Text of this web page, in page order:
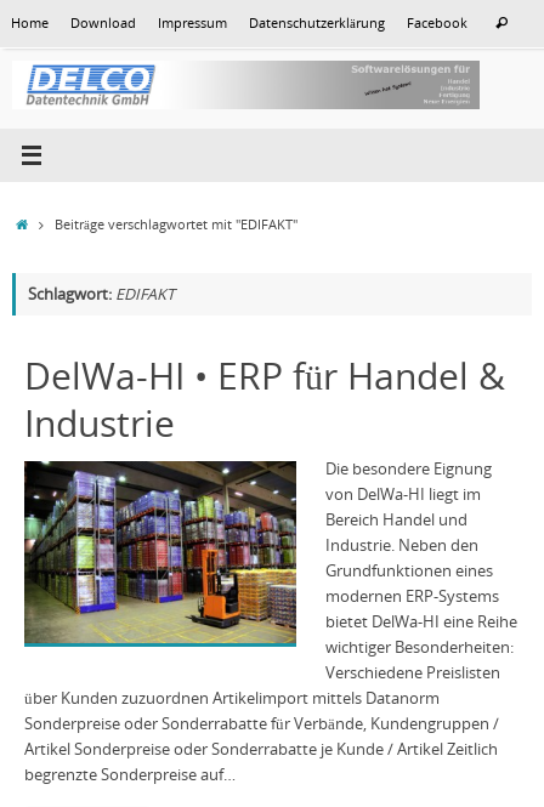
springen
Home Download Impressum Datenschutzerklärung Facebook Suchen
StartBeiträge verschlagwortet mit "EDIFAKT"
Schlagwort: EDIFAKT
DelWa-HI • ERP für Handel &
Industrie
Die besondere Eignung
von DelWa-HI liegt im
Bereich Handel und
Industrie. Neben den
Grundfunktionen eines
modernen ERP-Systems
bietet DelWa-HI eine Reihe
wichtiger Besonderheiten:
Verschiedene Preislisten
über Kunden zuzuordnen Artikelimport mittels Datanorm
Sonderpreise oder Sonderrabatte für Verbände, Kundengruppen /
Artikel Sonderpreise oder Sonderrabatte je Kunde / Artikel Zeitlich
begrenzte Sonderpreise auf…